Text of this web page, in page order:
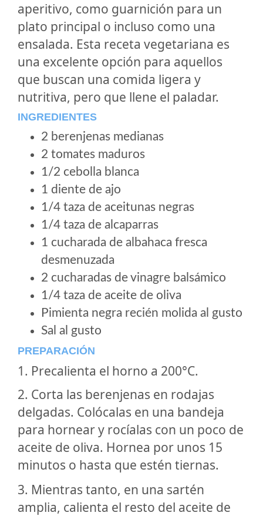
aperitivo, como guarnición para un
plato principal o incluso como una
ensalada. Esta receta vegetariana es
una excelente opción para aquellos
que buscan una comida ligera y
nutritiva, pero que llene el paladar.
INGREDIENTES
2 berenjenas medianas
2 tomates maduros
1/2 cebolla blanca
1 diente de ajo
1/4 taza de aceitunas negras
1/4 taza de alcaparras
1 cucharada de albahaca fresca
desmenuzada
2 cucharadas de vinagre balsámico
1/4 taza de aceite de oliva
Pimienta negra recién molida al gusto
Sal al gusto
PREPARACIÓN
1. Precalienta el horno a 200°C.
2. Corta las berenjenas en rodajas
delgadas. Colócalas en una bandeja
para hornear y rocíalas con un poco de
aceite de oliva. Hornea por unos 15
minutos o hasta que estén tiernas.
3. Mientras tanto, en una sartén
amplia, calienta el resto del aceite de